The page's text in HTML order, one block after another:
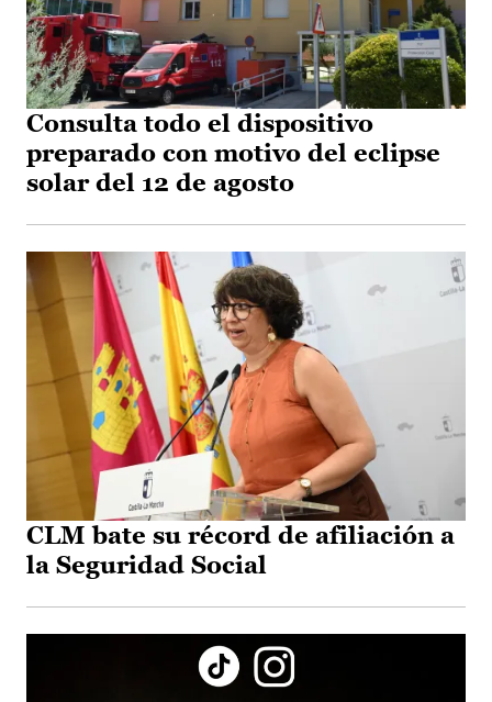
Consulta todo el dispositivo
preparado con motivo del eclipse
solar del 12 de agosto
CLM bate su récord de afiliación a
la Seguridad Social